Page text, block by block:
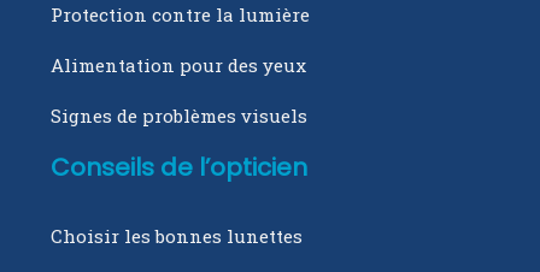
Protection contre la lumière
Alimentation pour des yeux
Signes de problèmes visuels
Conseils de l’opticien
Choisir les bonnes lunettes